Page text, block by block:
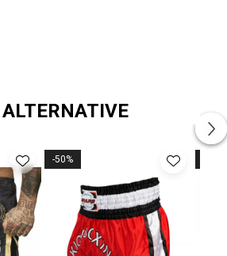
ALTERNATIVE
-50%